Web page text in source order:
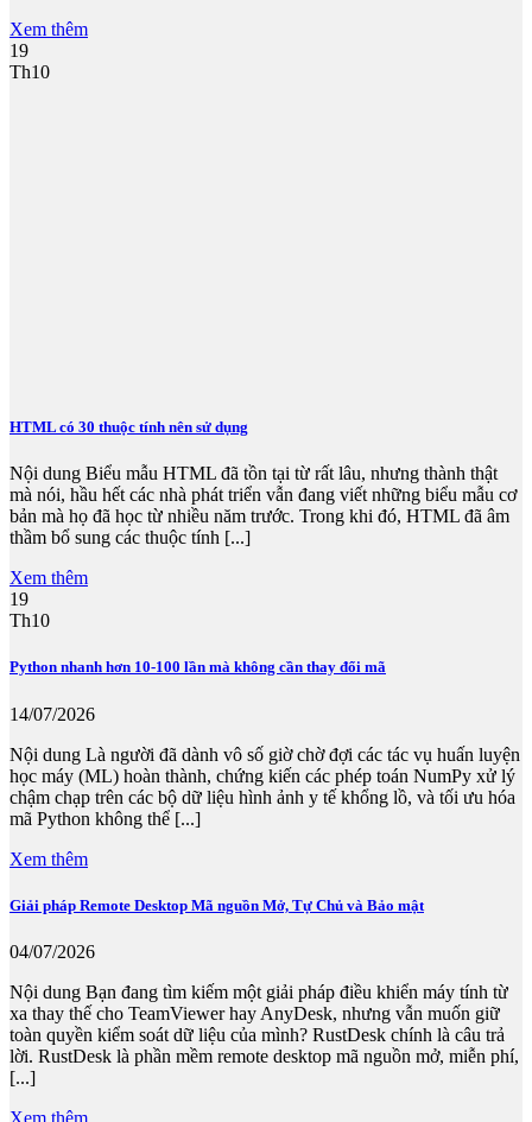
Xem thêm
19
Th10
HTML có 30 thuộc tính nên sử dụng
Nội dung Biểu mẫu HTML đã tồn tại từ rất lâu, nhưng thành thật
mà nói, hầu hết các nhà phát triển vẫn đang viết những biểu mẫu cơ
bản mà họ đã học từ nhiều năm trước. Trong khi đó, HTML đã âm
thầm bổ sung các thuộc tính [...]
Xem thêm
19
Th10
Python nhanh hơn 10-100 lần mà không cần thay đổi mã
14/07/2026
Nội dung Là người đã dành vô số giờ chờ đợi các tác vụ huấn luyện
học máy (ML) hoàn thành, chứng kiến các phép toán NumPy xử lý
chậm chạp trên các bộ dữ liệu hình ảnh y tế khổng lồ, và tối ưu hóa
mã Python không thể [...]
Xem thêm
Giải pháp Remote Desktop Mã nguồn Mở, Tự Chủ và Bảo mật
04/07/2026
Nội dung Bạn đang tìm kiếm một giải pháp điều khiển máy tính từ
xa thay thế cho TeamViewer hay AnyDesk, nhưng vẫn muốn giữ
toàn quyền kiểm soát dữ liệu của mình? RustDesk chính là câu trả
lời. RustDesk là phần mềm remote desktop mã nguồn mở, miễn phí,
[...]
Xem thêm